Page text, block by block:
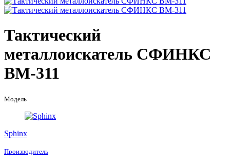
Тактический
металлоискатель СФИНКС
ВМ-311
Модель
Sphinx
Производитель